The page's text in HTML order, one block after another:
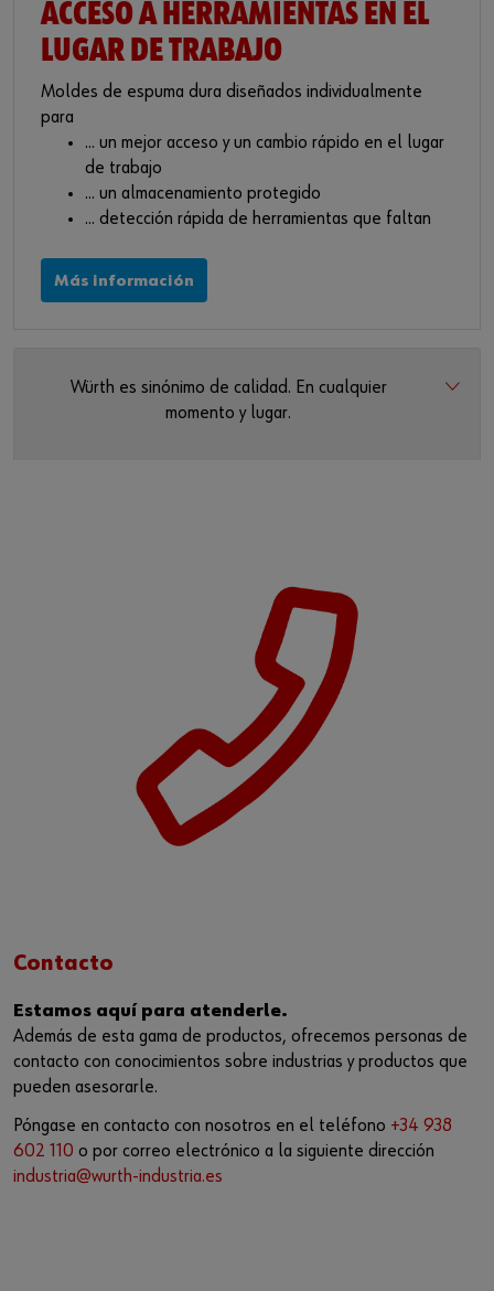
ACCESO A HERRAMIENTAS EN EL
LUGAR DE TRABAJO
Moldes de espuma dura diseñados individualmente
para
... un mejor acceso y un cambio rápido en el lugar
de trabajo
... un almacenamiento protegido
... detección rápida de herramientas que faltan
Más información
Würth es sinónimo de calidad. En cualquier
momento y lugar.
Contacto
Estamos aquí para atenderle.
Además de esta gama de productos, ofrecemos personas de
contacto con conocimientos sobre industrias y productos que
pueden asesorarle.
Póngase en contacto con nosotros en el teléfono +34 938
602 110 o por correo electrónico a la siguiente dirección
industria@wurth-industria.es